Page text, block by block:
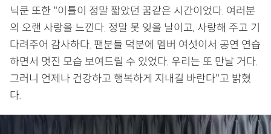
닉쿤 또한 "이틀이 정말 짧았던 꿈같은 시간이었다. 여러분
의 오랜 사랑을 느낀다. 정말 못 잊을 날이고, 사랑해 주고 기
다려주어 감사하다. 팬분들 덕분에 멤버 여섯이서 공연 연습
하면서 멋진 모습 보여드릴 수 있었다. 우리는 또 만날 거다.
그러니 언제나 건강하고 행복하게 지내길 바란다"고 밝혔
다.